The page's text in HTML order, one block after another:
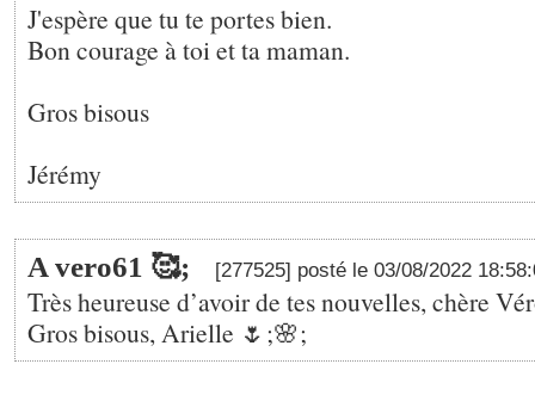
J'espère que tu te portes bien.
Bon courage à toi et ta maman.
Gros bisous
Jérémy
A vero61 🥰; [277525] posté le 03/08/2022
Très heureuse d’avoir de tes nouvelles, chère
Gros bisous, Arielle 🌷;🌸;